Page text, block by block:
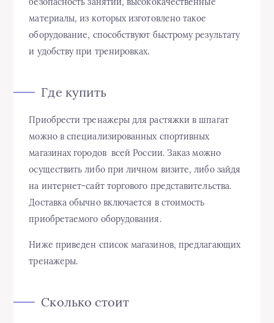
материалы, из которых изготовлено такое
оборудование, способствуют быстрому результату
и удобству при тренировках.
Где купить
Приобрести тренажеры для растяжки в шпагат
можно в специализированных спортивных
магазинах городов всей России. Заказ можно
осуществить либо при личном визите, либо зайдя
на интернет-сайт торгового представительства.
Доставка обычно включается в стоимость
приобретаемого оборудования.
Ниже приведен список магазинов, предлагающих
тренажеры.
Сколько стоит